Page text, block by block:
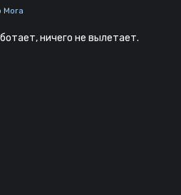
Mora
ничего не вылетает.